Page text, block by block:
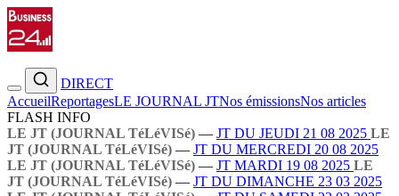
DIRECT
AccueilReportagesLE JOURNAL JTNos émissionsNos articles
FLASH INFO
LE JT (JOURNAL TéLéVISé) — JT DU JEUDI 21 08 2025 LE
JT (JOURNAL TéLéVISé) — JT DU MERCREDI 20 08 2025
LE JT (JOURNAL TéLéVISé) — JT MARDI 19 08 2025 LE
JT (JOURNAL TéLéVISé) — JT DU DIMANCHE 23 03 2025